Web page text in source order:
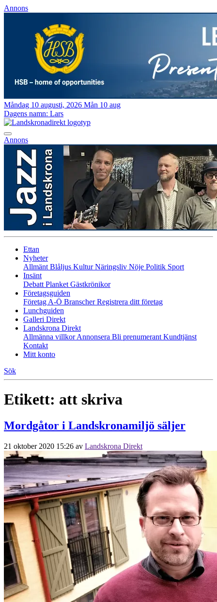
Annons
Måndag 10 augusti, 2026 Mån 10 aug
Dagens namn: Lars
Annons
Ettan
Nyheter
Allmänt Blåljus KulturNäringsliv Nöje Politik Sport
Insänt
Debatt Planket Gästkrönikor
Företagsguiden
Företag A-Ö BranscherRegistrera ditt företag
Lunchguiden
Galleri Direkt
Landskrona Direkt
Allmänna villkorAnnonsera Bli prenumerant Kundtjänst
Kontakt
Mitt konto
Sök
Etikett: att skriva
Mordgåtor i Landskronamiljö säljer
21 oktober 2020 15:26 av Landskrona Direkt